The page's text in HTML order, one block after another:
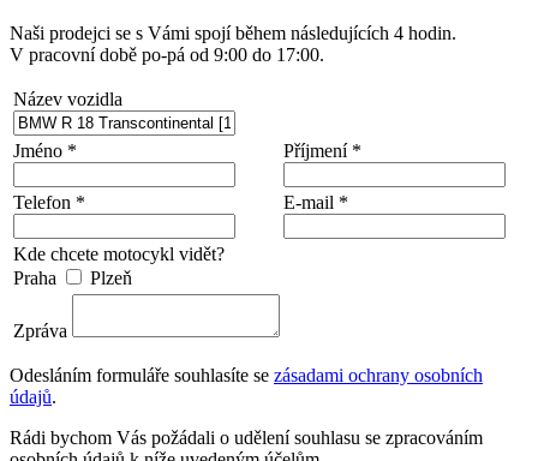
Naši prodejci se s Vámi spojí během následujících 4 hodin.
V pracovní době po-pá od 9:00 do 17:00.
Název vozidla
Jméno * Příjmení *
Telefon * E-mail *
Kde chcete motocykl vidět?
Praha
Plzeň
Zpráva
Odesláním formuláře souhlasíte se zásadami ochrany osobních
údajů.
Rádi bychom Vás požádali o udělení souhlasu se zpracováním